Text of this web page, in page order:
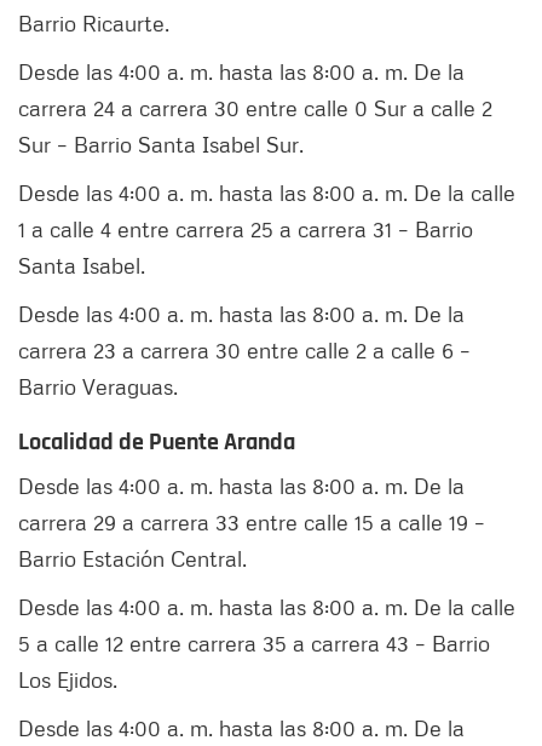
Barrio Ricaurte.
Desde las 4:00 a. m. hasta las 8:00 a. m. De la
carrera 24 a carrera 30 entre calle 0 Sur a calle 2
Sur – Barrio Santa Isabel Sur.
Desde las 4:00 a. m. hasta las 8:00 a. m. De la calle
1 a calle 4 entre carrera 25 a carrera 31 – Barrio
Santa Isabel.
Desde las 4:00 a. m. hasta las 8:00 a. m. De la
carrera 23 a carrera 30 entre calle 2 a calle 6 –
Barrio Veraguas.
Localidad de Puente Aranda
Desde las 4:00 a. m. hasta las 8:00 a. m. De la
carrera 29 a carrera 33 entre calle 15 a calle 19 –
Barrio Estación Central.
Desde las 4:00 a. m. hasta las 8:00 a. m. De la calle
5 a calle 12 entre carrera 35 a carrera 43 – Barrio
Los Ejidos.
Desde las 4:00 a. m. hasta las 8:00 a. m. De la